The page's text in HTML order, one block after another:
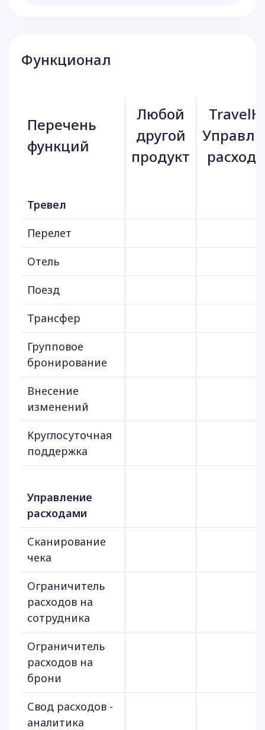
Функционал
Перечень
функций
Любой
другой
продукт
Тревел
Перелет
Отель
Поезд
Трансфер
Групповое
бронирование
Внесение
изменений
Круглосуточная
поддержка
Управление
расходами
Сканирование
чека
Ограничитель
расходов на
сотрудника
Ограничитель
расходов на
брони
Свод расходов -
аналитика